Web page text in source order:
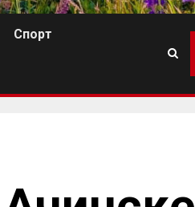
Спорт